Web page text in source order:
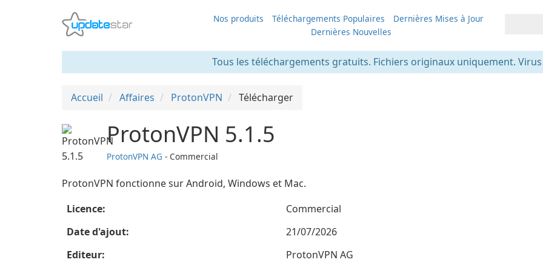
Nos produits Téléchargements Populaires
Dernières Mises à Jour
Dernières Nouvelles
Tous les téléchargements gratuits. Fichiers originaux uniquement.
Accueil Affaires ProtonVPN Télécharger
ProtonVPN 5.1.5
ProtonVPN AG - Commercial
ProtonVPN fonctionne sur Android, Windows et Mac.
Licence:
Commercial
Date d'ajout:
21/07/2026
Editeur:
ProtonVPN AG